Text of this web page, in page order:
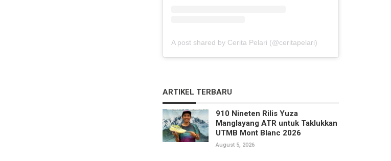
A post shared by Cerita Pelari (@ceritapelari)
ARTIKEL TERBARU
910 Nineten Rilis Yuza
Manglayang ATR untuk Taklukkan
UTMB Mont Blanc 2026
August 5, 2026